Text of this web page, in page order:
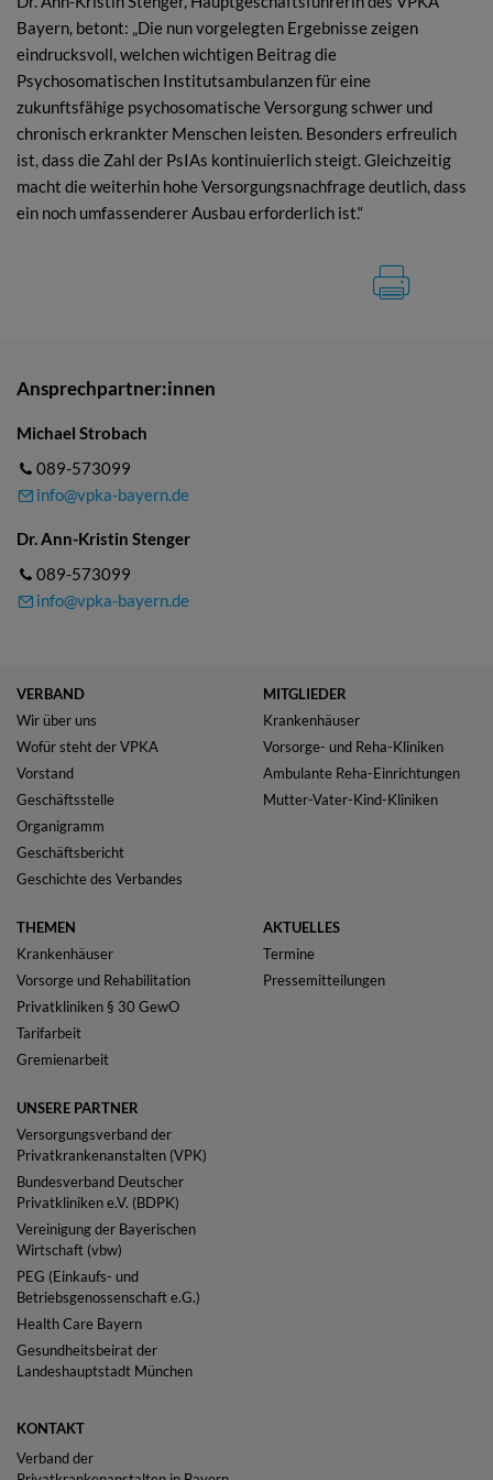
Bayern, betont: „Die nun vorgelegten Ergebnisse zeigen
eindrucksvoll, welchen wichtigen Beitrag die
Psychosomatischen Institutsambulanzen für eine
zukunftsfähige psychosomatische Versorgung schwer und
chronisch erkrankter Menschen leisten. Besonders erfreulich
ist, dass die Zahl der PsIAs kontinuierlich steigt. Gleichzeitig
macht die weiterhin hohe Versorgungsnachfrage deutlich, dass
ein noch umfassenderer Ausbau erforderlich ist.“
Ansprechpartner:innen
Michael Strobach
089-573099
info@vpka-bayern.de
Dr. Ann-Kristin Stenger
089-573099
info@vpka-bayern.de
VERBAND
Wir über uns
Wofür steht der VPKA
Vorstand
Geschäftsstelle
Organigramm
Geschäftsbericht
Geschichte des Verbandes
MITGLIEDER
Krankenhäuser
Vorsorge- und Reha-Kliniken
Ambulante Reha-Einrichtungen
Mutter-Vater-Kind-Kliniken
THEMEN
Krankenhäuser
Vorsorge und Rehabilitation
Privatkliniken § 30 GewO
Tarifarbeit
Gremienarbeit
AKTUELLES
Termine
Pressemitteilungen
UNSERE PARTNER
Versorgungsverband der
Privatkrankenanstalten (VPK)
Bundesverband Deutscher
Privatkliniken e.V. (BDPK)
Vereinigung der Bayerischen
Wirtschaft (vbw)
PEG (Einkaufs- und
Betriebsgenossenschaft e.G.)
Health Care Bayern
Gesundheitsbeirat der
Landeshauptstadt München
KONTAKT
Verband der